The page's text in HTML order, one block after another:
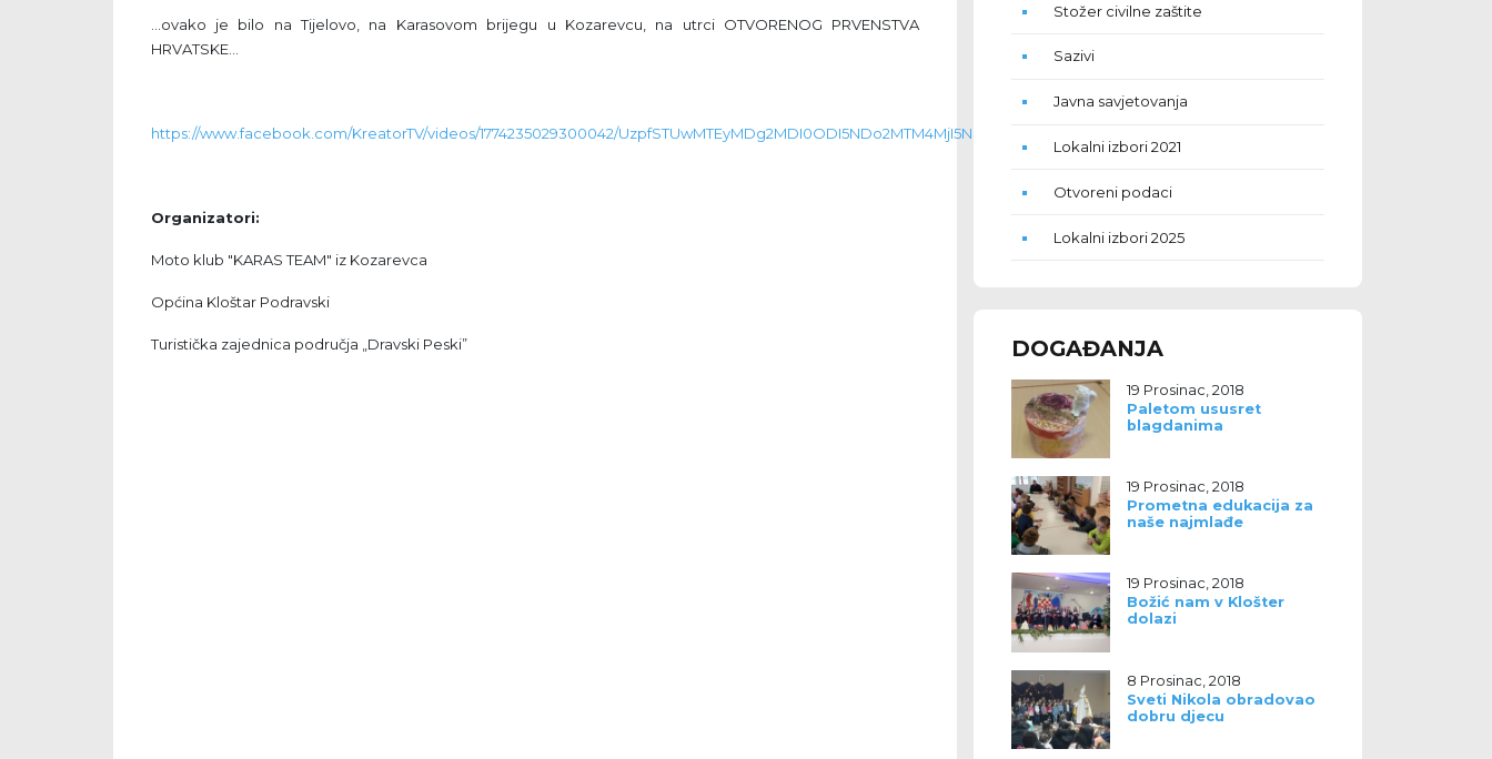
...ovako je bilo na Tijelovo, na Karasovom brijegu u Kozarevcu, na utrci OTVORENOG PRVENSTVA
HRVATSKE...
https://www.facebook.com/KreatorTV/videos/1774235029300042/UzpfSTUwMTEyMDg2MDI0ODI5NDo2MTM4MjI5NDg5NzgwODQ/
Organizatori:
Moto klub "KARAS TEAM" iz Kozarevca
Općina Kloštar Podravski
Turistička zajednica područja „Dravski Peski”
Stožer civilne zaštite
Sazivi
Javna savjetovanja
Lokalni izbori 2021
Otvoreni podaci
Lokalni izbori 2025
DOGAĐANJA
19 Prosinac, 2018
Paletom ususret
blagdanima
19 Prosinac, 2018
Prometna edukacija za
naše najmlađe
19 Prosinac, 2018
Božić nam v Klošter
dolazi
8 Prosinac, 2018
Sveti Nikola obradovao
dobru djecu